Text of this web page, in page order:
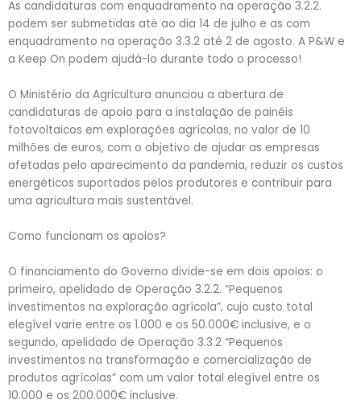
As candidaturas com enquadramento na operação 3.2.2.
podem ser submetidas até ao dia 14 de julho e as com
enquadramento na operação 3.3.2 até 2 de agosto. A P&W e
a Keep On podem ajudá-lo durante todo o processo!
O Ministério da Agricultura anunciou a abertura de
candidaturas de apoio para a instalação de painéis
fotovoltaicos em explorações agrícolas, no valor de 10
milhões de euros, com o objetivo de ajudar as empresas
afetadas pelo aparecimento da pandemia, reduzir os custos
energéticos suportados pelos produtores e contribuir para
uma agricultura mais sustentável.
Como funcionam os apoios?
O financiamento do Governo divide-se em dois apoios: o
primeiro, apelidado de Operação 3.2.2. “Pequenos
investimentos na exploração agrícola”, cujo custo total
elegível varie entre os 1.000 e os 50.000€ inclusive, e o
segundo, apelidado de Operação 3.3.2 “Pequenos
investimentos na transformação e comercialização de
produtos agrícolas” com um valor total elegível entre os
10.000 e os 200.000€ inclusive.